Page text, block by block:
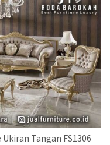
Tangan FS1306